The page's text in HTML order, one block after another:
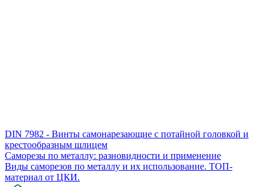
DIN 7982 - Винты самонарезающие с потайной головкой и
крестообразным шлицем
Саморезы по металлу: разновидности и применение
Виды саморезов по металлу и их использование. ​​ТОП-
материал от ЦКИ.